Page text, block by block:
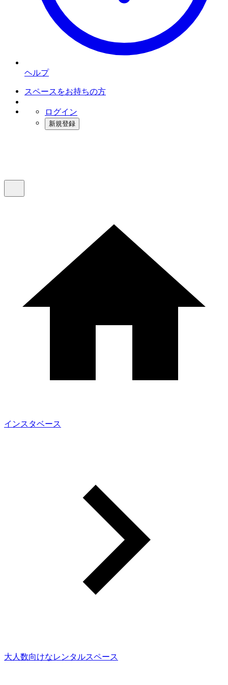
ヘルプ
スペースをお持ちの方
ログイン
新規登録
インスタベース
大人数向けなレンタルスペース